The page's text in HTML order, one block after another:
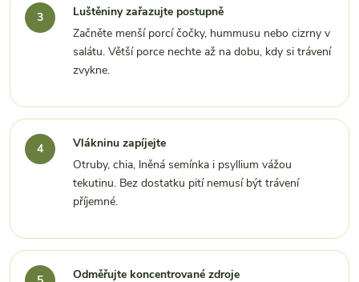
Luštěniny zařazujte postupně
Začněte menší porcí čočky, hummusu nebo cizrny v
salátu. Větší porce nechte až na dobu, kdy si trávení
zvykne.
Vlákninu zapíjejte
Otruby, chia, lněná semínka i psyllium vážou
tekutinu. Bez dostatku pití nemusí být trávení
příjemné.
Odměřujte koncentrované zdroje